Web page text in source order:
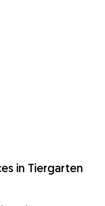
in Tiergarten